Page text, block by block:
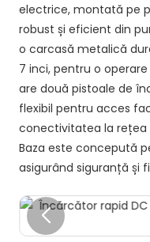
electrice, montată pe
robust și eficient din
o carcasă metalică
7 inci, pentru o
are două pistoale de
flexibil pentru acces
conectivitatea la rețea
Baza este concepută
asigurând siguranță și